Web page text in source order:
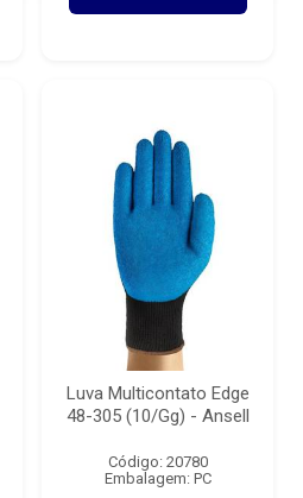
Luva Multicontato Edge
48-305 (10/Gg) - Ansell
Código: 20780
Embalagem: PC